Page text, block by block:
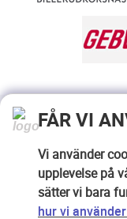
FÅR VI
Vi använder
upplevelse på
sätter vi bara
hur vi